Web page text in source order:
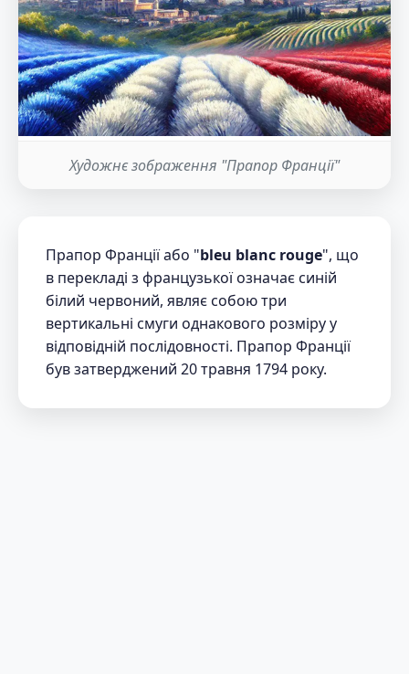
Художнє зображення "Прапор Франції"
Прапор Франції або "bleu blanc rouge", що
в перекладі з французької означає синій
білий червоний, являє собою три
вертикальні смуги однакового розміру у
відповідній послідовності. Прапор Франції
був затверджений 20 травня 1794 року.